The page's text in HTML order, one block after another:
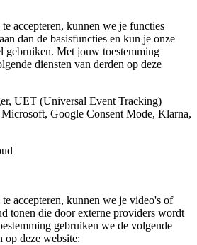
accepteren, kunnen we je functies
dan de basisfuncties en kun je onze
gebruiken. Met jouw toestemming
diensten van derden op deze
UET (Universal Event Tracking)
Google Consent Mode, Klarna,
accepteren, kunnen we je video's of
tonen die door externe providers wordt
gebruiken we de volgende
op deze website: